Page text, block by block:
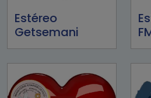
Estéreo
Getsemani